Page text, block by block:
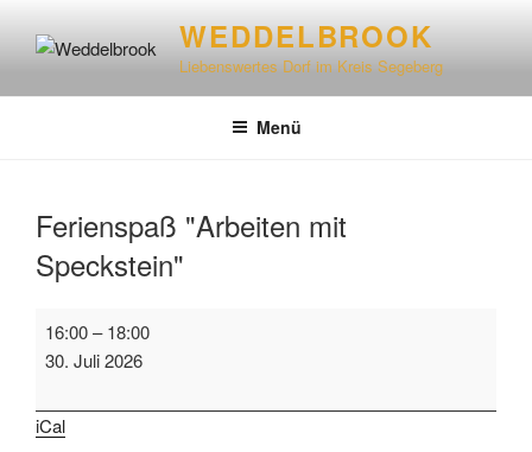
WEDDELBROOK
Liebenswertes Dorf im Kreis Segeberg
Menü
Ferienspaß "Arbeiten mit
Speckstein"
16:00–18:00
30. Juli 2026
iCal